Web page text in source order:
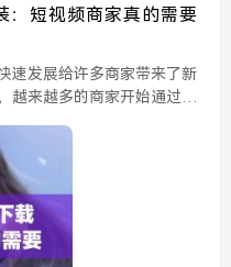
：短视频商家真的需要
速发展给许多商家带来了新
越来越多的商家开始通过短
业务自助下单软件的下...